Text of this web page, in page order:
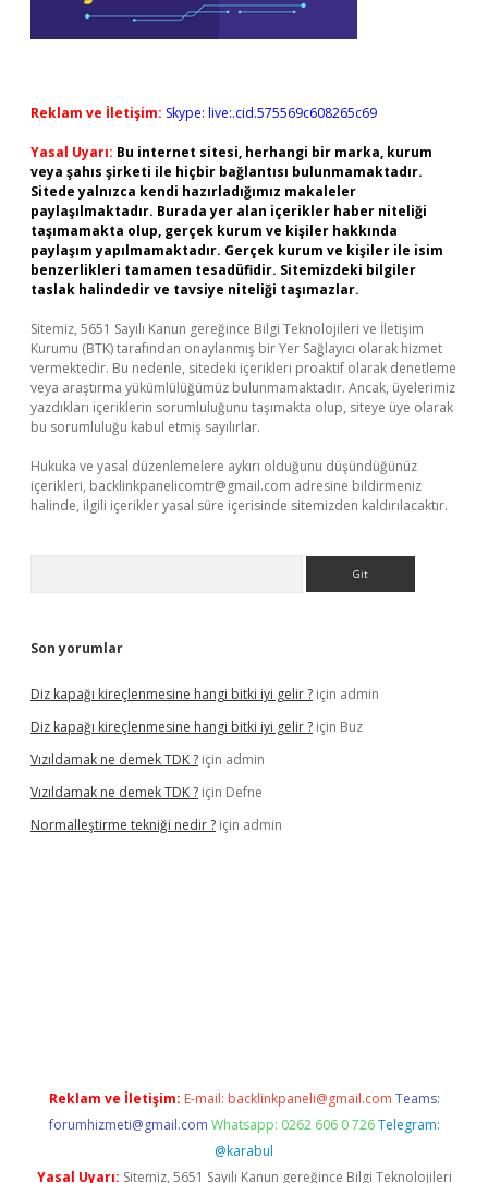
Reklam ve İletişim: Skype: live:.cid.575569c608265c69
Yasal Uyarı: Bu internet sitesi, herhangi bir marka, kurum
veya şahıs şirketi ile hiçbir bağlantısı bulunmamaktadır.
Sitede yalnızca kendi hazırladığımız makaleler
paylaşılmaktadır. Burada yer alan içerikler haber niteliği
taşımamakta olup, gerçek kurum ve kişiler hakkında
paylaşım yapılmamaktadır. Gerçek kurum ve kişiler ile isim
benzerlikleri tamamen tesadüfidir. Sitemizdeki bilgiler
taslak halindedir ve tavsiye niteliği taşımazlar.
Sitemiz, 5651 Sayılı Kanun gereğince Bilgi Teknolojileri ve İletişim
Kurumu (BTK) tarafından onaylanmış bir Yer Sağlayıcı olarak hizmet
vermektedir. Bu nedenle, sitedeki içerikleri proaktif olarak denetleme
veya araştırma yükümlülüğümüz bulunmamaktadır. Ancak, üyelerimiz
yazdıkları içeriklerin sorumluluğunu taşımakta olup, siteye üye olarak
bu sorumluluğu kabul etmiş sayılırlar.
Hukuka ve yasal düzenlemelere aykırı olduğunu düşündüğünüz
içerikleri, backlinkpanelicomtr@gmail.com adresine bildirmeniz
halinde, ilgili içerikler yasal süre içerisinde sitemizden kaldırılacaktır.
Son yorumlar
Diz kapağı kireçlenmesine hangi bitki iyi gelir ? için admin
Diz kapağı kireçlenmesine hangi bitki iyi gelir ? için Buz
Vızıldamak ne demek TDK ? için admin
Vızıldamak ne demek TDK ? için Defne
Normalleştirme tekniği nedir ? için admin
Reklam ve İletişim: E-mail: backlinkpaneli@gmail.com Teams:
forumhizmeti@gmail.com Whatsapp: 0262 606 0 726 Telegram:
@karabul
Yasal Uyarı: Sitemiz, 5651 Sayılı Kanun gereğince Bilgi Teknolojileri